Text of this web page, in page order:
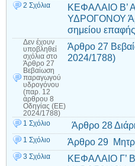
2 Σχόλια
ΚΕΦΑΛΑΙΟ
ΥΔΡΟΓΟΝΟΥ
σημείου
Δεν έχουν
υποβληθεί
σχόλια στο
Άρθρο 27
Βεβαίωση
παραγωγού
υδρογόνου
(παρ. 12
άρθρου 8
Οδηγίας (ΕΕ)
2024/1788)
Άρθρο 27
2024/1788)
1 Σχόλιο Άρθρο 28
1 Σχόλιο Άρθρο 29
3 Σχόλια
ΚΕΦΑΛΑΙΟ